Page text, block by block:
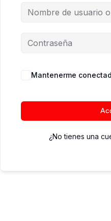
Mantenerme
¿No tienes una